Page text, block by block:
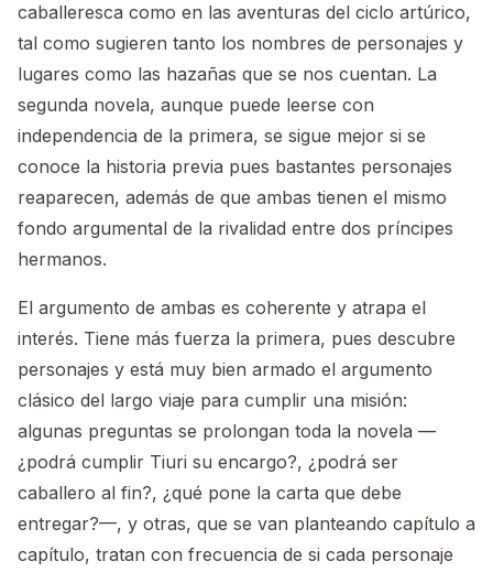
caballeresca como en las aventuras del ciclo artúrico,
tal como sugieren tanto los nombres de personajes y
lugares como las hazañas que se nos cuentan. La
segunda novela, aunque puede leerse con
independencia de la primera, se sigue mejor si se
conoce la historia previa pues bastantes personajes
reaparecen, además de que ambas tienen el mismo
fondo argumental de la rivalidad entre dos príncipes
hermanos.
El argumento de ambas es coherente y atrapa el
interés. Tiene más fuerza la primera, pues descubre
personajes y está muy bien armado el argumento
clásico del largo viaje para cumplir una misión:
algunas preguntas se prolongan toda la novela —
¿podrá cumplir Tiuri su encargo?, ¿podrá ser
caballero al fin?, ¿qué pone la carta que debe
entregar?—, y otras, que se van planteando capítulo a
capítulo, tratan con frecuencia de si cada personaje